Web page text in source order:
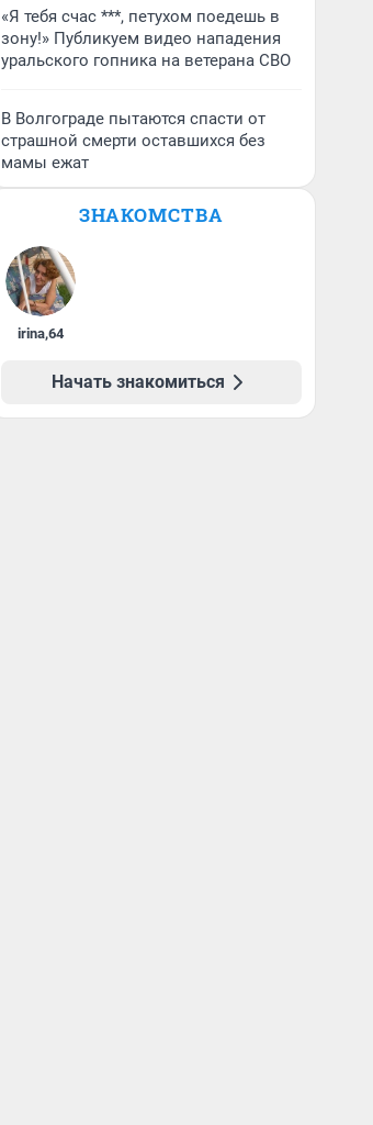
«Я тебя счас ***, петухом поедешь в
зону!» Публикуем видео нападения
уральского гопника на ветерана СВО
В Волгограде пытаются спасти от
страшной смерти оставшихся без
мамы ежат
ЗНАКОМСТВА
irina,64
Начать знакомиться